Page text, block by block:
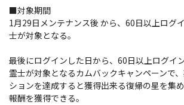
■対象期間
1月29日メンテナンス後 から、60日以上ログ
士が対象となる。
最後にログインした日から、60日以上ログイ
霊士が対象となるカムバックキャンペーンで
ションを達成すると獲得出来る復帰の星を集
報酬を獲得できる。